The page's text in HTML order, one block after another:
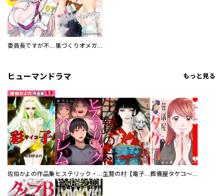
委員長ですが不良になるほど恋してます！ 巣づくりオメガバース
ヒューマンドラマ もっと見る
佐伯かよの作品集 ヒステリック・ハーレム～搾られる男と堕ちる女～【電子単行本版】 生贄の村【電子単行本版】 葬儀屋タケコ～あなたの最期、叶えます【電子単行本版】